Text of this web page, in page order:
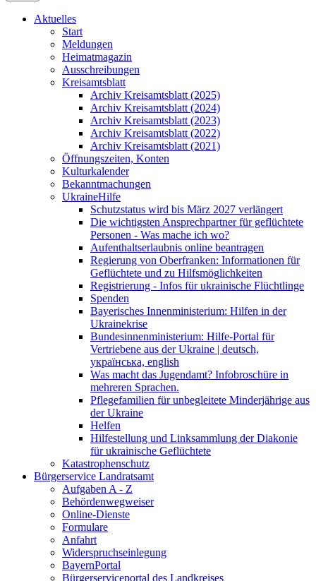
Aktuelles
Start
Meldungen
Heimatmagazin
Ausschreibungen
Kreisamtsblatt
Archiv Kreisamtsblatt (2025)
Archiv Kreisamtsblatt (2024)
Archiv Kreisamtsblatt (2023)
Archiv Kreisamtsblatt (2022)
Archiv Kreisamtsblatt (2021)
Öffnungszeiten, Konten
Kulturkalender
Bekanntmachungen
UkraineHilfe
Schutzstatus wird bis März 2027 verlängert
Die wichtigsten Ansprechpartner für geflüchtete
Personen - Was mache ich wo?
Aufenthaltserlaubnis online beantragen
Regierung von Oberfranken: Informationen für
Geflüchtete und zu Hilfsmöglichkeiten
Registrierung - Infos für ukrainische Flüchtlinge
Spenden
Bayerisches Innenministerium: Hilfen in der
Ukrainekrise
Bundesinnenministerium: Hilfe-Portal für
Vertriebene aus der Ukraine | deutsch,
українська, english
Was macht das Jugendamt? Infobroschüre in
mehreren Sprachen.
Pflegefamilien für unbegleitete Minderjährige aus
der Ukraine
Helfen
Hilfestellung und Linksammlung der Diakonie
für ukrainische Geflüchtete
Katastrophenschutz
Bürgerservice Landratsamt
Aufgaben A - Z
Behördenwegweiser
Online-Dienste
Formulare
Anfahrt
Widerspruchseinlegung
BayernPortal
Bürgerserviceportal des Landkreises